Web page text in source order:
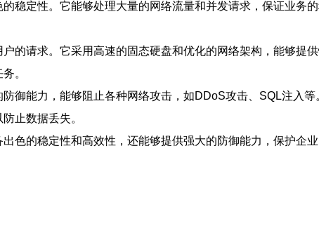
稳定性。它能够处理大量的网络流量和并发请求，保证业务
的请求。它采用高速的固态硬盘和优化的网络架构，能够提
。
御能力，能够阻止各种网络攻击，如DDoS攻击、SQL注入
止数据丢失。
色的稳定性和高效性，还能够提供强大的防御能力，保护企